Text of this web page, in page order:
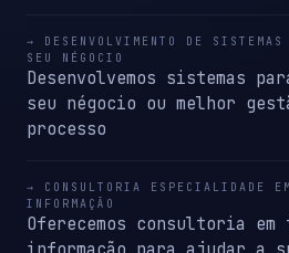
→ DESENVOLVIMENTO DE
SEU NÉGOCIO
Desenvolvemos sistemas
seu négocio ou melhor
processo
→ CONSULTORIA ESPECIALIDADE
INFORMAÇÃO
Oferecemos consultoria